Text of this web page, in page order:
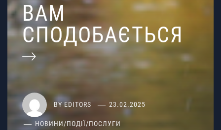
ВАМ
СПОДОБАЄТЬСЯ
BYEDITORS 23.02.2025
НОВИНИ/ПОДІЇ/ПОСЛУГИ